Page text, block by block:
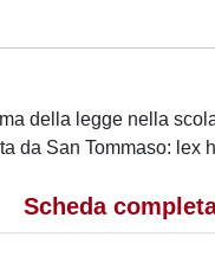
della legge nella
da San Tommaso: lex
Scheda